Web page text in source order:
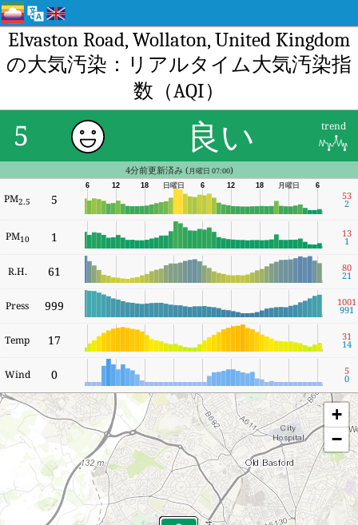
Elvaston Road, Wollaton, United Kingdom
の大気汚染：リアルタイム大気汚染指
数（AQI）
5 良い trend
4分前更新済み (月曜日 07:00)
PM2.5 5
6
月曜日
18
12
6
日曜日
18
12
6
53
2
PM10 1 13
1
R.H. 61 80
21
Press 999 1001
991
Temp 17 31
14
Wind 0 5
0
+
−